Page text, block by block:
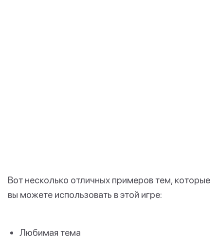
Вот несколько отличных примеров тем, которые
вы можете использовать в этой игре:
Любимая тема